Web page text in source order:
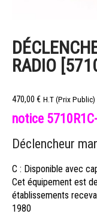
RADIO
470,00 € H.T (Prix Public)
notice
Déclencheur
C : Disponible avec
Cet équipement est
établissements
1980